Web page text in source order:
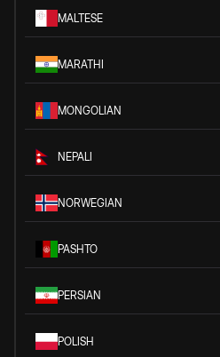
MALTESE
MARATHI
MONGOLIAN
NEPALI
NORWEGIAN
PASHTO
PERSIAN
POLISH